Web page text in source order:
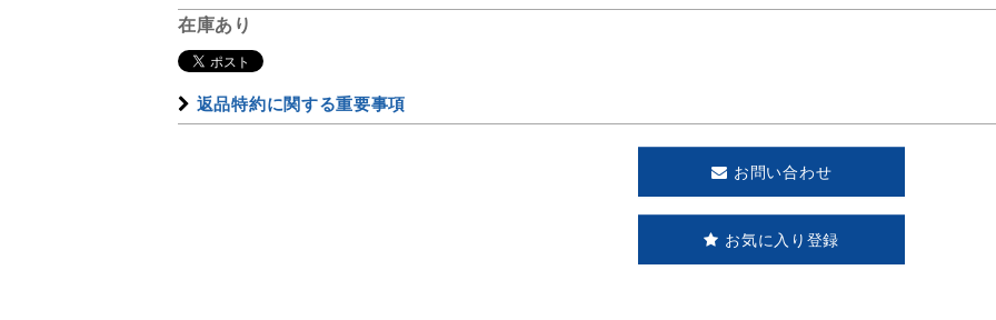
在庫あり
返品特約に関する重要事項
お問い合わせ
お気に入り登録